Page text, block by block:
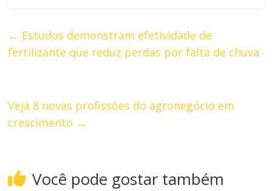
← Estudos demonstram efetividade de
fertilizante que reduz perdas por falta de chuva
Veja 8 novas profissões do agronegócio em
crescimento →
Você pode gostar também